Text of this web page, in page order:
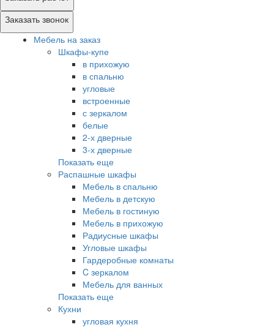
Заказать звонок
Мебель на заказ
Шкафы-купе
в прихожую
в спальню
угловые
встроенные
с зеркалом
белые
2-х дверные
3-х дверные
Показать еще
Распашные шкафы
Мебель в спальню
Мебель в детскую
Мебель в гостиную
Мебель в прихожую
Радиусные шкафы
Угловые шкафы
Гардеробные комнаты
C зеркалом
Мебель для ванных
Показать еще
Кухни
угловая кухня